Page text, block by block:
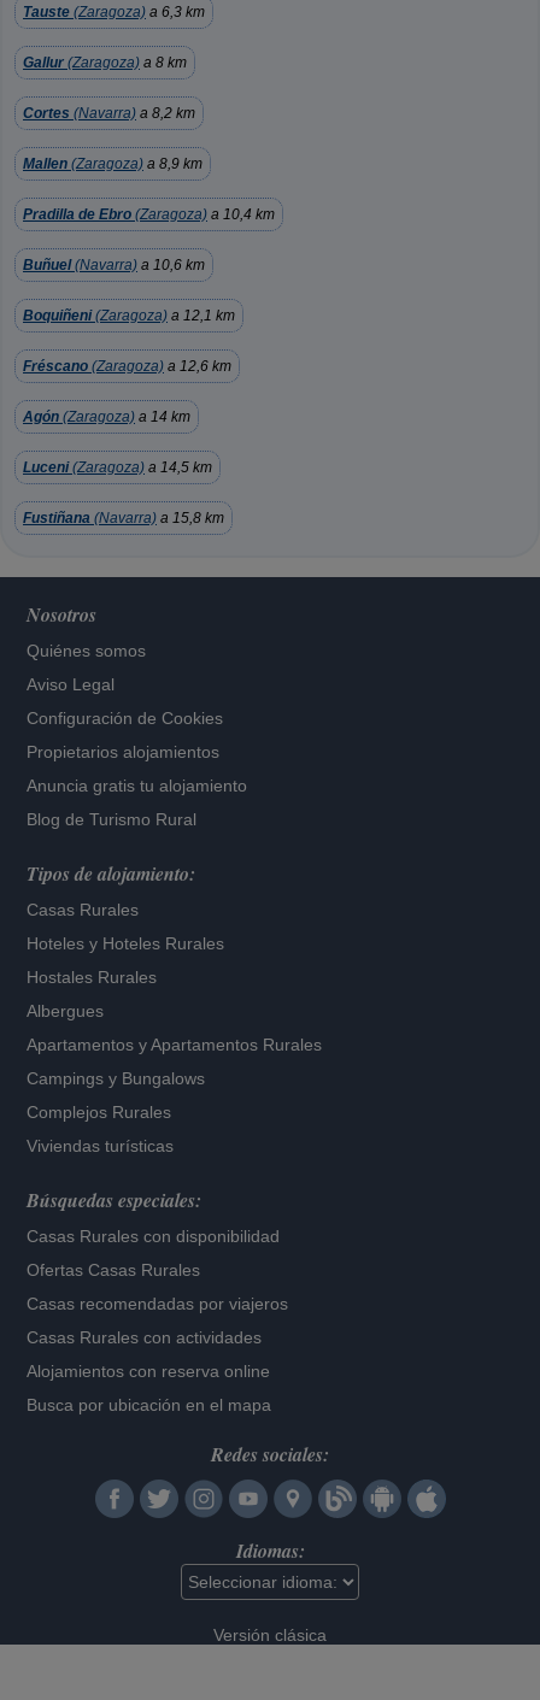
Tauste (Zaragoza) a 6,3 km
Gallur (Zaragoza) a 8 km
Cortes (Navarra) a 8,2 km
Mallen (Zaragoza) a 8,9 km
Pradilla de Ebro (Zaragoza) a 10,4 km
Buñuel(Navarra) a 10,6 km
Boquiñeni(Zaragoza) a 12,1 km
Fréscano (Zaragoza) a 12,6 km
Agón (Zaragoza) a 14 km
Luceni(Zaragoza) a 14,5 km
Fustiñana (Navarra) a 15,8 km
Nosotros
Quiénes somos
Aviso Legal
Configuración de Cookies
Propietarios alojamientos
Anuncia gratis tu alojamiento
Blog de Turismo Rural
Tipos de alojamiento:
Casas Rurales
Hoteles y Hoteles Rurales
Hostales Rurales
Albergues
Apartamentos yApartamentos Rurales
Campings y Bungalows
Complejos Rurales
Viviendas turísticas
Búsquedas especiales:
Casas Rurales con disponibilidad
Ofertas Casas Rurales
Casas recomendadas por viajeros
Casas Rurales con actividades
Alojamientos con reserva online
Busca por ubicación en el mapa
Redes sociales:
Idiomas:
Versión clásica